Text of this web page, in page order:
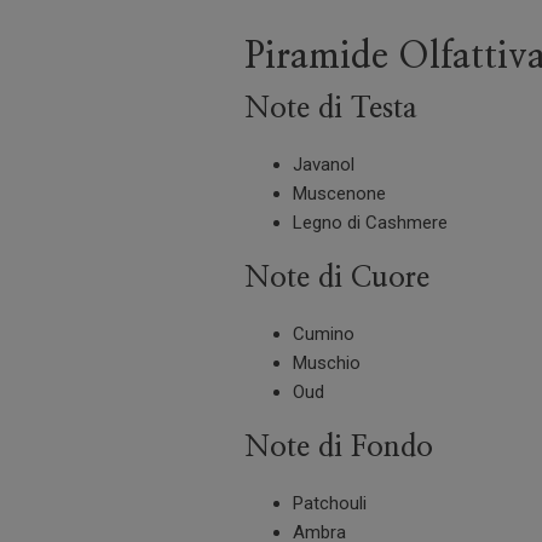
Piramide
Note di Testa
Javanol
Muscenone
Legno di Cashmere
Note di Cuore
Cumino
Muschio
Oud
Note di Fondo
Patchouli
Ambra